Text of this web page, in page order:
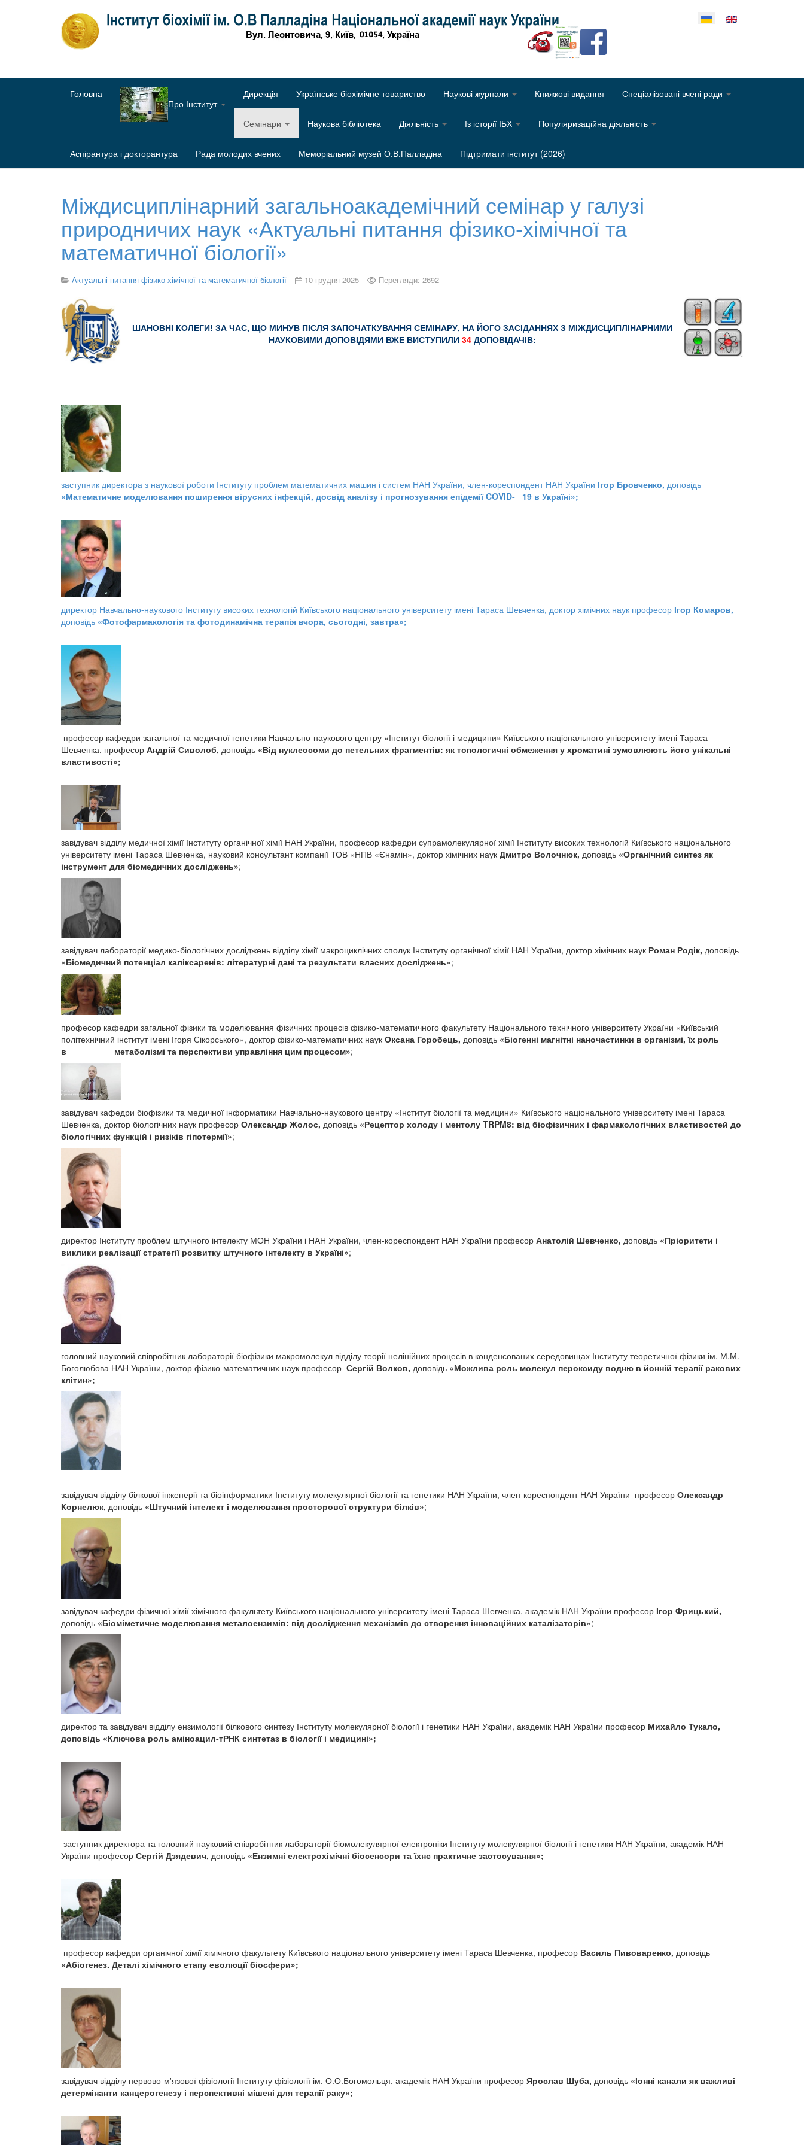
Оберіть свою мову
Головна
Про Інститут
Дирекція Українське біохімічне товариство Наукові журнали Книжкові видання Спеціалізовані вчені ради
Семінари Наукова бібліотека Діяльність Із історії ІБХ Популяризаційна діяльність
Аспірантура і докторантура Рада молодих вчених Меморіальний музей О.В.Палладіна Підтримати інститут (2026)
Міждисциплінарний загальноакадемічний семінар у галузі
природничих наук «Актуальні питання фізико-хімічної та
математичної біології»
Актуальні питання фізико-хімічної та математичної біології 10 грудня 2025 Перегляди: 2692
ШАНОВНІ КОЛЕГИ! ЗА ЧАС, ЩО МИНУВ ПІСЛЯ ЗАПОЧАТКУВАННЯ СЕМІНАРУ, НА ЙОГО ЗАСІДАННЯХ З МІЖДИСЦИПЛІНАРНИМИ
НАУКОВИМИ ДОПОВІДЯМИ ВЖЕ ВИСТУПИЛИ 34 ДОПОВІДАЧІВ:
заступник директора з наукової роботи Інституту проблем математичних машин і систем НАН України, член-кореспондент НАН України Ігор Бровченко, доповідь
«Математичне моделювання поширення вірусних інфекцій, досвід аналізу і прогнозування епідемії COVID- 19 в Україні»;
директор Навчально-наукового Інституту високих технологій Київського національного університету імені Тараса Шевченка, доктор хімічних наук професор Ігор Комаров,
доповідь «Фотофармакологія та фотодинамічна терапія вчора, сьогодні, завтра»;
професор кафедри загальної та медичної генетики Навчально-наукового центру «Інститут біології і медицини» Київського національного університету імені Тараса
Шевченка, професор Андрій Сиволоб, доповідь «Від нуклеосоми до петельних фрагментів: як топологичні обмеження у хроматині зумовлюють його унікальні
властивості»;
завідувач відділу медичної хімії Інституту органічної хімії НАН України, професор кафедри супрамолекулярної хімії Інституту високих технологій Київського національного
університету імені Тараса Шевченка, науковий консультант компанії ТОВ «НПВ «Єнамін», доктор хімічних наук Дмитро Волочнюк, доповідь «Органічний синтез як
інструмент для біомедичних досліджень»;
завідувач лабораторії медико-біологічних досліджень відділу хімії макроциклічних сполук Інституту органічної хімії НАН України, доктор хімічних наук Роман Родік, доповідь
«Біомедичний потенціал каліксаренів: літературні дані та результати власних досліджень»;
професор кафедри загальної фізики та моделювання фізичних процесів фізико-математичного факультету Національного технічного університету України «Київський
політехнічний інститут імені Ігоря Сікорського», доктор фізико-математичних наук Оксана Горобець, доповідь «Біогенні магнітні наночастинки в організмі, їх роль
в метаболізмі та перспективи управління цим процесом»;
завідувач кафедри біофізики та медичної інформатики Навчально-наукового центру «Інститут біології та медицини» Київського національного університету імені Тараса
Шевченка, доктор біологічних наук професор Олександр Жолос, доповідь «Рецептор холоду і ментолу TRPM8: від біофізичних і фармакологічних властивостей до
біологічних функцій і ризіків гіпотермії»;
директор Інституту проблем штучного інтелекту МОН України і НАН України, член-кореспондент НАН України професор Анатолій Шевченко, доповідь «Пріоритети і
виклики реалізації стратегії розвитку штучного інтелекту в Україні»;
головний науковий співробітник лабораторії біофізики макромолекул відділу теорії нелінійних процесів в конденсованих середовищах Інституту теоретичної фізики ім. М.М.
Боголюбова НАН України, доктор фізико-математичних наук професор Сергій Волков, доповідь «Можлива роль молекул пероксиду водню в йонній терапії ракових
клітин»;
завідувач відділу білкової інженерії та біоінформатики Інституту молекулярної біології та генетики НАН України, член-кореспондент НАН України професор Олександр
Корнелюк, доповідь «Штучний інтелект і моделювання просторової структури білків»;
завідувач кафедри фізичної хімії хімічного факультету Київського національного університету імені Тараса Шевченка, академік НАН України професор Ігор Фрицький,
доповідь «Біоміметичне моделювання металоензимів: від дослідження механізмів до створення інноваційних каталізаторів»;
директор та завідувач відділу ензимології білкового синтезу Інституту молекулярної біології і генетики НАН України, академік НАН України професор Михайло Тукало,
доповідь «Ключова роль аміноацил-тРНК синтетаз в біології і медицині»;
заступник директора та головний науковий співробітник лабораторії біомолекулярної електроніки Інституту молекулярної біології і генетики НАН України, академік НАН
України професор Сергій Дзядевич, доповідь «Ензимні електрохімічні біосенсори та їхнє практичне застосування»;
професор кафедри органічної хімії хімічного факультету Київського національного університету імені Тараса Шевченка, професор Василь Пивоваренко, доповідь
«Абіогенез. Деталі хімічного етапу еволюції біосфери»;
завідувач відділу нервово-м'язової фізіології Інституту фізіології ім. О.О.Богомольця, академік НАН України професор Ярослав Шуба, доповідь «Іонні канали як важливі
детермінанти канцерогенезу і перспективні мішені для терапії раку»;